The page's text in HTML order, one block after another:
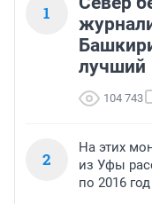
1
лучший
104 743
2
На этих
из Уфы
по 2016